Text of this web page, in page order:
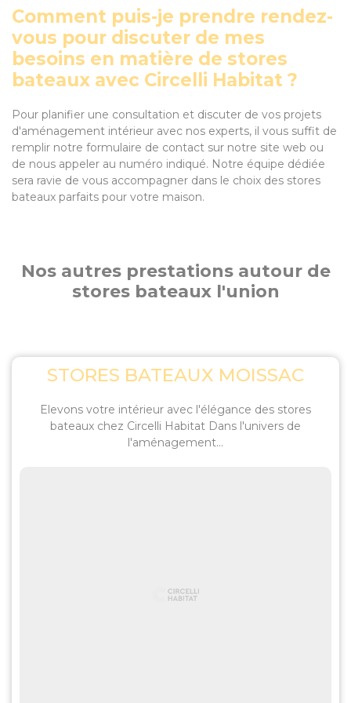
Comment puis-je prendre rendez-
vous pour discuter de mes
besoins en matière de stores
bateaux avec Circelli Habitat ?
Pour planifier une consultation et discuter de vos projets
d'aménagement intérieur avec nos experts, il vous suffit de
remplir notre formulaire de contact sur notre site web ou
de nous appeler au numéro indiqué. Notre équipe dédiée
sera ravie de vous accompagner dans le choix des stores
bateaux parfaits pour votre maison.
Nos autres prestations autour de
stores bateaux l'union
STORES BATEAUX MOISSAC
Elevons votre intérieur avec l'élégance des stores
bateaux chez Circelli Habitat Dans l'univers de
l'aménagement...